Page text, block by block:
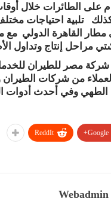
على الطائرات خلال
تلبية احتياجات
القاهرة الدولي مع
مراحل إنتاج وتداول
مصر للطيران
من شركات
الطهي وفي أحدث أدوات
Google+
ReddIt
Webadmin